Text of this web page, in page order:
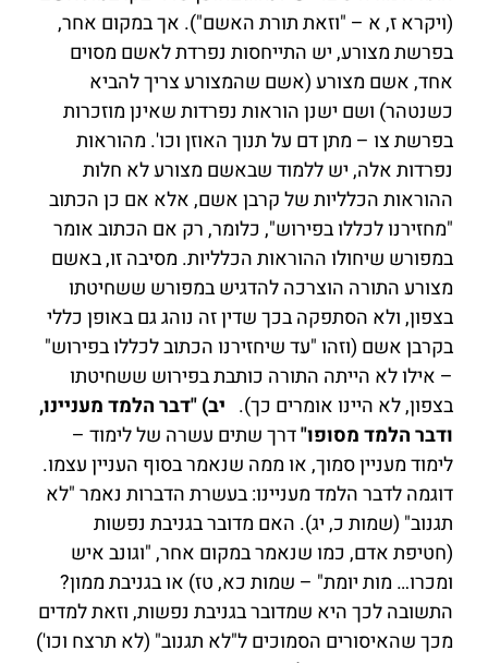
(ויקרא ז, א – "וזאת תורת האשם"). אך במקום אחר,
בפרשת מצורע, יש התייחסות נפרדת לאשם מסוים
אחד, אשם מצורע (אשם שהמצורע צריך להביא
כשנטהר) ושם ישנן הוראות נפרדות שאינן מוזכרות
בפרשת צו – מתן דם על תנוך האוזן וכו'. מהוראות
נפרדות אלה, יש ללמוד שבאשם מצורע לא חלות
ההוראות הכלליות של קרבן אשם, אלא אם כן הכתוב
"מחזירנו לכללו בפירוש", כלומר, רק אם הכתוב אומר
במפורש שיחולו ההוראות הכלליות. מסיבה זו, באשם
מצורע התורה הוצרכה להדגיש במפורש ששחיטתו
בצפון, ולא הסתפקה בכך שדין זה נוהג גם באופן כללי
בקרבן אשם (וזהו "עד שיחזירנו הכתוב לכללו בפירוש"
– אילו לא הייתה התורה כותבת בפירוש ששחיטתו
בצפון, לא היינו אומרים כך). יב) "דבר הלמד מעניינו,
ודבר הלמד מסופו"דרך שתים עשרה של לימוד –
לימוד מעניין סמוך, או ממה שנאמר בסוף העניין עצמו.
דוגמה לדבר הלמד מעניינו: בעשרת הדברות נאמר "לא
תגנוב" (שמות כ, יג). האם מדובר בגניבת נפשות
(חטיפת אדם, כמו שנאמר במקום אחר, "וגונב איש
ומכרו… מות יומת" – שמות כא, טז) או בגניבת ממון?
התשובה לכך היא שמדובר בגניבת נפשות, וזאת למדים
מכך שהאיסורים הסמוכים ל"לא תגנוב" (לא תרצח וכו')